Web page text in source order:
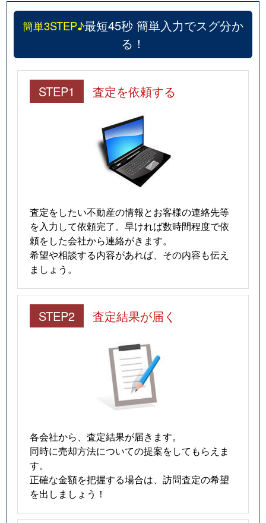
簡単3STEP♪最短45秒 簡単入力でスグ分か
る！
STEP1 査定を依頼する
査定をしたい不動産の情報とお客様の連絡先等
を入力して依頼完了。早ければ数時間程度で依
頼をした会社から連絡がきます。
希望や相談する内容があれば、その内容も伝え
ましょう。
STEP2 査定結果が届く
各会社から、査定結果が届きます。
同時に売却方法についての提案をしてもらえま
す。
正確な金額を把握する場合は、訪問査定の希望
を出しましょう！